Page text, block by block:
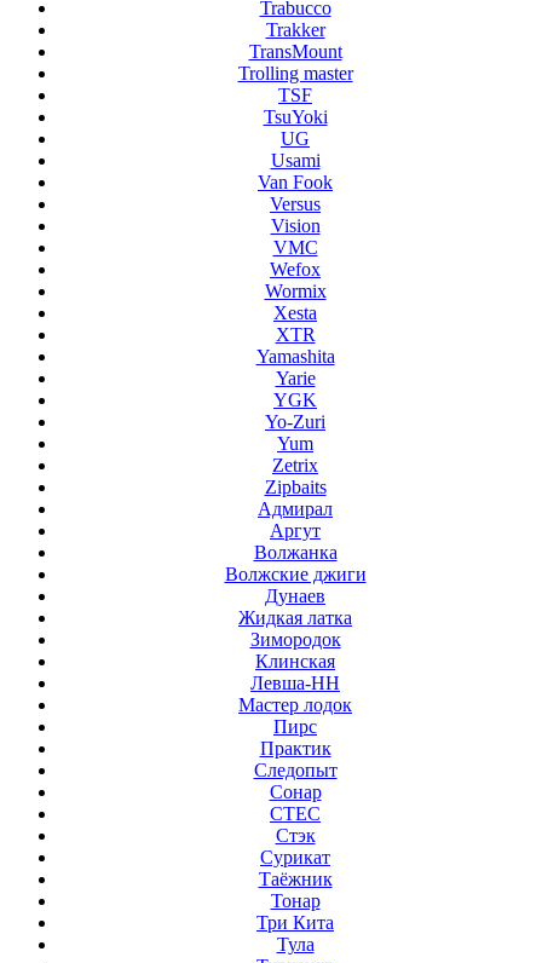
Trabucco
Trakker
TransMount
Trolling master
TSF
TsuYoki
UG
Usami
Van Fook
Versus
Vision
VMC
Wefox
Wormix
Xesta
XTR
Yamashita
Yarie
YGK
Yo-Zuri
Yum
Zetrix
Zipbaits
Адмирал
Аргут
Волжанка
Волжские джиги
Дунаев
Жидкая латка
Зимородок
Клинская
Левша-НН
Мастер лодок
Пирс
Практик
Следопыт
Сонар
СТЕС
Стэк
Сурикат
Таёжник
Тонар
Три Кита
Тула